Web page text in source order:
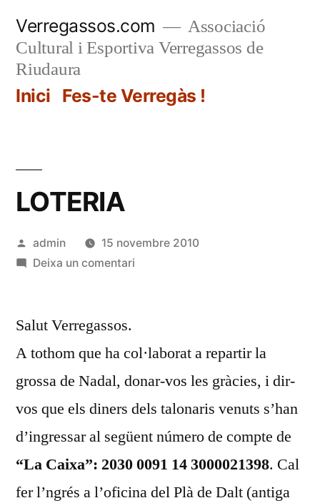
contingut
Verregassos.com
Associació
Cultural i Esportiva Verregassos de
Riudaura
Inici Fes-te Verregàs !
LOTERIA
Publicat
per
admin
15 novembre 2010
Deixa un comentaria
Salut Verregassos.
A tothom que ha col·laborat a repartir la
grossa de Nadal, donar-vos les gràcies, i dir-
vos que els diners dels talonaris venuts s’han
d’ingressar al següent número de compte de
“La Caixa”: 2030 0091 14 3000021398. Cal
fer l’ngrés a l’oficina del Plà de Dalt (antiga